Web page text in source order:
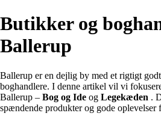
Butikker og
Ballerup
Ballerup er en dejlig by med et rigtigt
boghandlere. I denne artikel vil vi
Ballerup – Bog og Ide og Legekæden .
spændende produkter og gode oplevelser